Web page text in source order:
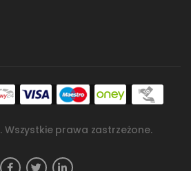
. Wszystkie prawa zastrzeżone.